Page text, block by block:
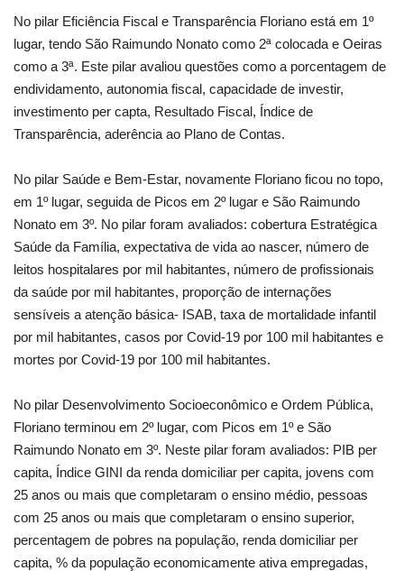
No pilar Eficiência Fiscal e Transparência Floriano está em 1º
lugar, tendo São Raimundo Nonato como 2ª colocada e Oeiras
como a 3ª. Este pilar avaliou questões como a porcentagem de
endividamento, autonomia fiscal, capacidade de investir,
investimento per capta, Resultado Fiscal, Índice de
Transparência, aderência ao Plano de Contas.
No pilar Saúde e Bem-Estar, novamente Floriano ficou no topo,
em 1º lugar, seguida de Picos em 2º lugar e São Raimundo
Nonato em 3º. No pilar foram avaliados: cobertura Estratégica
Saúde da Família, expectativa de vida ao nascer, número de
leitos hospitalares por mil habitantes, número de profissionais
da saúde por mil habitantes, proporção de internações
sensíveis a atenção básica- ISAB, taxa de mortalidade infantil
por mil habitantes, casos por Covid-19 por 100 mil habitantes e
mortes por Covid-19 por 100 mil habitantes.
No pilar Desenvolvimento Socioeconômico e Ordem Pública,
Floriano terminou em 2º lugar, com Picos em 1º e São
Raimundo Nonato em 3º. Neste pilar foram avaliados: PIB per
capita, Índice GINI da renda domiciliar per capita, jovens com
25 anos ou mais que completaram o ensino médio, pessoas
com 25 anos ou mais que completaram o ensino superior,
percentagem de pobres na população, renda domiciliar per
capita, % da população economicamente ativa empregadas,